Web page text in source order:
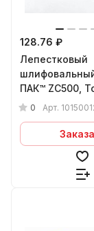
128.76 ₽
Лепестковый
ПАК™ ZС500,
Плоский,
0 Арт.